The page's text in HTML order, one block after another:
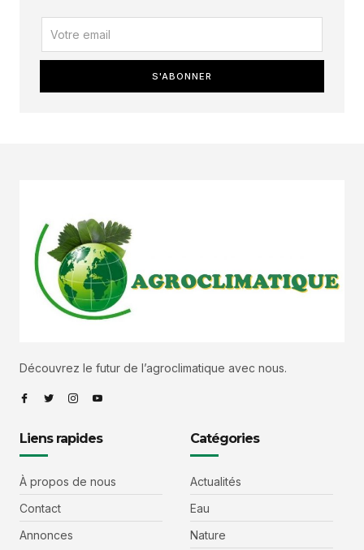
S'ABONNER
Découvrez le futur de l’agroclimatique avec nous.
Liens rapides
À propos de nous
Contact
Annonces
Catégories
Actualités
Eau
Nature